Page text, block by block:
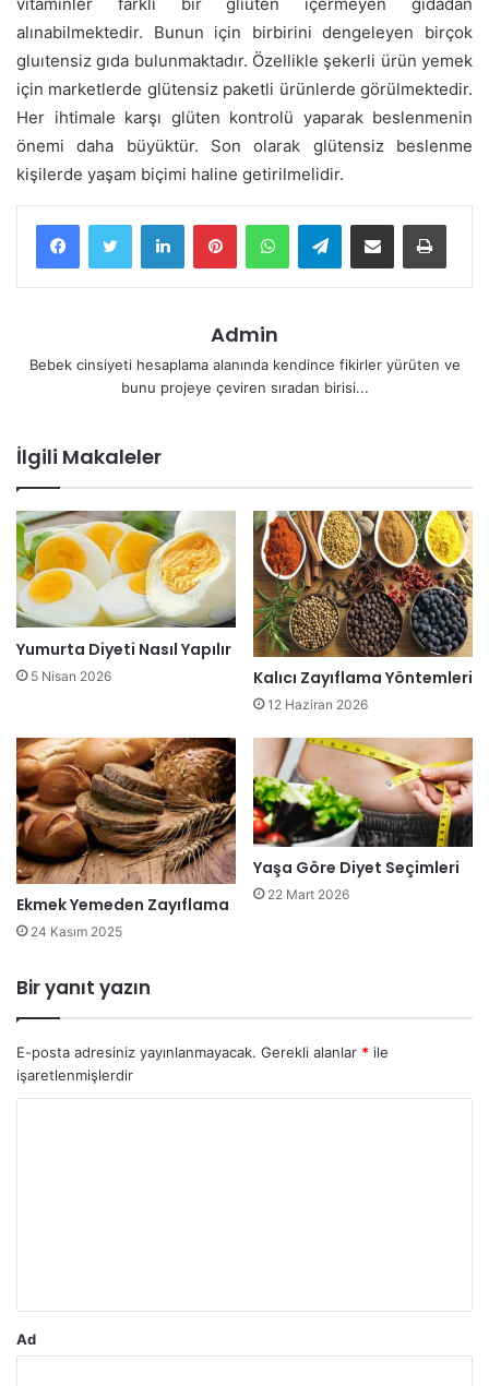
vitaminler farklı bir glıuten içermeyen gıdadan
alınabilmektedir. Bunun için birbirini dengeleyen birçok
gluıtensiz gıda bulunmaktadır. Özellikle şekerli ürün yemek
için marketlerde glütensiz paketli ürünlerde görülmektedir.
Her ihtimale karşı glüten kontrolü yaparak beslenmenin
önemi daha büyüktür. Son olarak glütensiz beslenme
kişilerde yaşam biçimi haline getirilmelidir.
LinkedInPinterestWhatsAppTelegramE-Posta ile paylaş Yazdır
Admin
Bebek cinsiyeti hesaplama alanında kendince fikirler yürüten ve
bunu projeye çeviren sıradan birisi...
İlgili Makaleler
Yumurta Diyeti Nasıl Yapılır
5 Nisan 2026 Kalıcı Zayıflama Yöntemleri
12 Haziran 2026
Ekmek Yemeden Zayıflama
24 Kasım 2025
Yaşa Göre Diyet Seçimleri
22 Mart 2026
Bir yanıt yazın
E-posta adresiniz yayınlanmayacak. Gerekli alanlar * ile
işaretlenmişlerdir
Ad